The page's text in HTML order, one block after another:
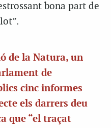
bona part de
de la Natura, un
de
cinc informes
els darrers deu
que “el traçat